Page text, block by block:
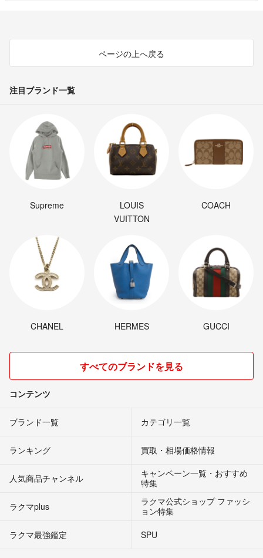
ページの上へ戻る
注目ブランド一覧
Supreme
LOUIS
VUITTON
COACH
CHANEL HERMES GUCCI
すべてのブランドを見る
コンテンツ
ブランド一覧 カテゴリ一覧
ランキング 買取・相場価格情報
人気商品チャンネル
キャンペーン一覧・おすすめ
特集
ラクマplus
ラクマ公式ショップ ファッシ
ョン特集
ラクマ最強鑑定
SPU